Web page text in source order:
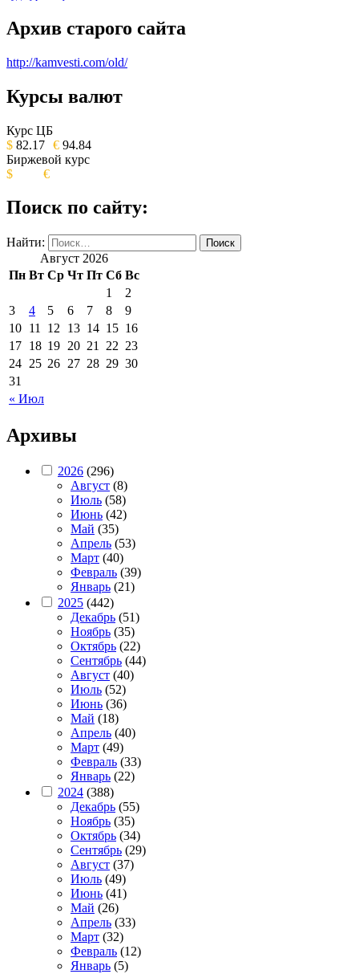
Архив старого сайта
http://kamvesti.com/old/
ОБЩЕСТВЕННО-ПОЛИТИЧЕСКОЕ
ИЗДАНИЕ КАМЧАТСКОГО КРАЯ.
Курсы валют
Курс ЦБ
$ 82.17 € 94.84
Биржевой курс
$
€
Поиск по сайту:
Найти:
Август 2026
Пн Вт Ср Чт Пт Сб Вс
« Июл
1
2
3
4 5 6 7 8
9
10 11 12 13 14 15 16
17 18 19 20 21 22 23
24 25 26 27 28 29 30
31
Архивы
2026 (296)
Август (8)
Июль (58)
Июнь (42)
Май (35)
Апрель (53)
Март (40)
Февраль (39)
Январь (21)
2025 (442)
Декабрь (51)
Ноябрь (35)
Октябрь (22)
Сентябрь (44)
Август (40)
Июль (52)
Июнь (36)
Май (18)
Апрель (40)
Март (49)
Февраль (33)
Январь (22)
2024 (388)
Декабрь (55)
Ноябрь (35)
Октябрь (34)
Сентябрь (29)
Август (37)
Июль (49)
Июнь (41)
Май (26)
Апрель (33)
Март (32)
Февраль (12)
Январь (5)